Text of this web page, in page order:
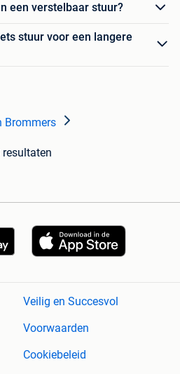
een verstelbaar stuur?
stuur voor een langere
Brommers
resultaten
Veilig en Succesvol
Voorwaarden
Cookiebeleid